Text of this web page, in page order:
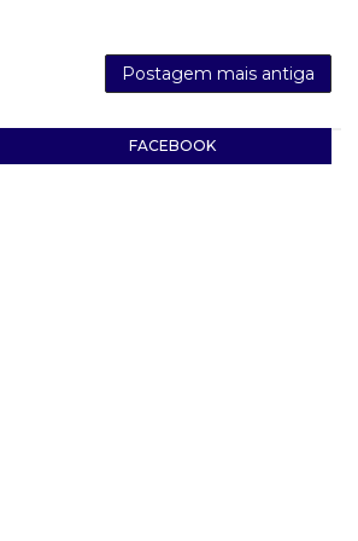
Postagem mais antiga
FACEBOOK